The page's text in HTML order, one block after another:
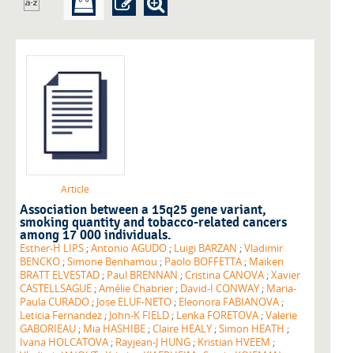
Article
Association between a 15q25 gene variant,
smoking quantity and tobacco-related cancers
among 17 000 individuals.
Esther-H LIPS ;Antonio AGUDO ; Luigi BARZAN ;Vladimir
BENCKO ;Simone Benhamou ; Paolo BOFFETTA ; Maiken
BRATT ELVESTAD ; Paul BRENNAN ;Cristina CANOVA ;Xavier
CASTELLSAGUE ;Amélie Chabrier ; David-I CONWAY ; Maria-
Paula CURADO ; Jose ELUF-NETO ; Eleonora FABIANOVA ;
Leticia Fernandez ; John-K FIELD ; Lenka FORETOVA ;Valerie
GABORIEAU ; Mia HASHIBE ;Claire HEALY ;Simon HEATH ;
Ivana HOLCATOVA ; Rayjean-J HUNG ; Kristian HVEEM ;